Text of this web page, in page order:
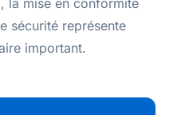
la mise en conformité
sécurité représente
important.